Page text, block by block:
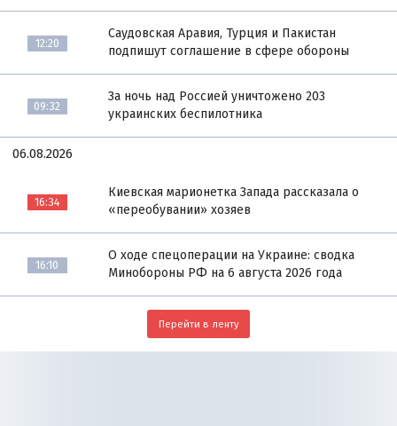
12:20
Саудовская Аравия, Турция и Пакистан
подпишут соглашение в сфере обороны
09:32
За ночь над Россией уничтожено 203
украинских беспилотника
06.08.2026
16:34
Киевская марионетка Запада рассказала о
«переобувании» хозяев
16:10
О ходе спецоперации на Украине: сводка
Минобороны РФ на 6 августа 2026 года
Перейти в ленту